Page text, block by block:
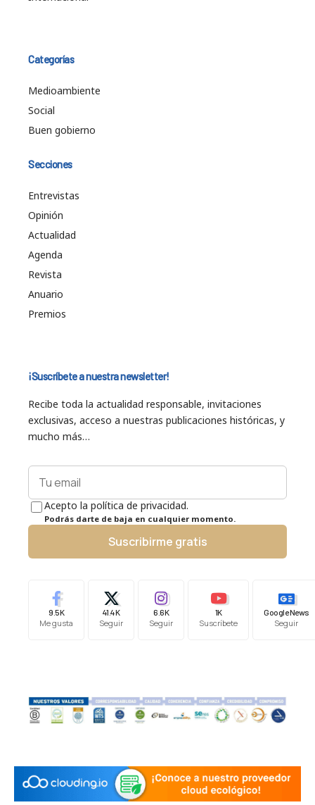
Categorías
Medioambiente
Social
Buen gobierno
Secciones
Entrevistas
Opinión
Actualidad
Agenda
Revista
Anuario
Premios
¡Suscríbete a nuestra newsletter!
Recibe toda la actualidad responsable, invitaciones
exclusivas, acceso a nuestras publicaciones históricas, y
mucho más…
Acepto la política de privacidad.
Podrás darte de baja en cualquier momento.
Suscribirme gratis
9.5K
Me gusta
41.4K
Seguir
6.6K
Seguir
1K
Suscríbete
Google News
Seguir